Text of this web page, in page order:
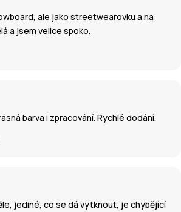
ale jako streetwearovku a na
a jsem velice spoko.
barva i zpracování. Rychlé dodání.
jediné, co se dá vytknout, je chybějící